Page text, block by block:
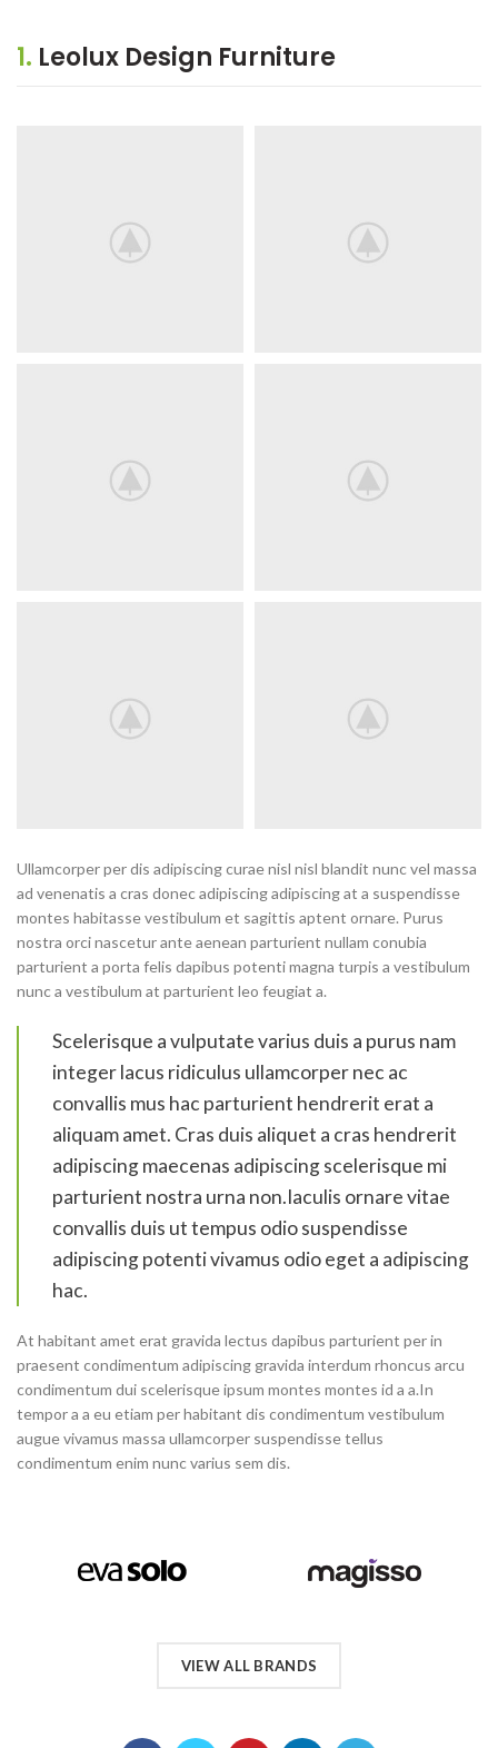
1. Leolux Design Furniture
Ullamcorper per dis adipiscing curae nisl nisl blandit nunc vel massa
ad venenatis a cras donec adipiscing adipiscing at a suspendisse
montes habitasse vestibulum et sagittis aptent ornare. Purus
nostra orci nascetur ante aenean parturient nullam conubia
parturient a porta felis dapibus potenti magna turpis a vestibulum
nunc a vestibulum at parturient leo feugiat a.
Scelerisque a vulputate varius duis a purus nam
integer lacus ridiculus ullamcorper nec ac
convallis mus hac parturient hendrerit erat a
aliquam amet. Cras duis aliquet a cras hendrerit
adipiscing maecenas adipiscing scelerisque mi
parturient nostra urna non.Iaculis ornare vitae
convallis duis ut tempus odio suspendisse
adipiscing potenti vivamus odio eget a adipiscing
hac.
At habitant amet erat gravida lectus dapibus parturient per in
praesent condimentum adipiscing gravida interdum rhoncus arcu
condimentum dui scelerisque ipsum montes montes id a a.In
tempor a a eu etiam per habitant dis condimentum vestibulum
augue vivamus massa ullamcorper suspendisse tellus
condimentum enim nunc varius sem dis.
VIEW ALL BRANDS